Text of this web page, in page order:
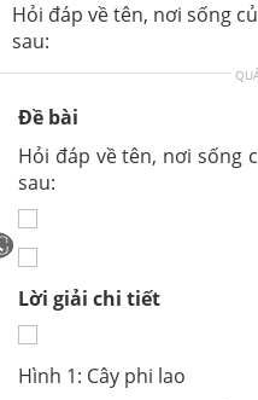
Hỏi đáp về tên, nơi sống
sau:
Đề bài
Hỏi đáp về tên, nơi sống
sau:
Lời giải chi tiết
Hình 1: Cây phi lao